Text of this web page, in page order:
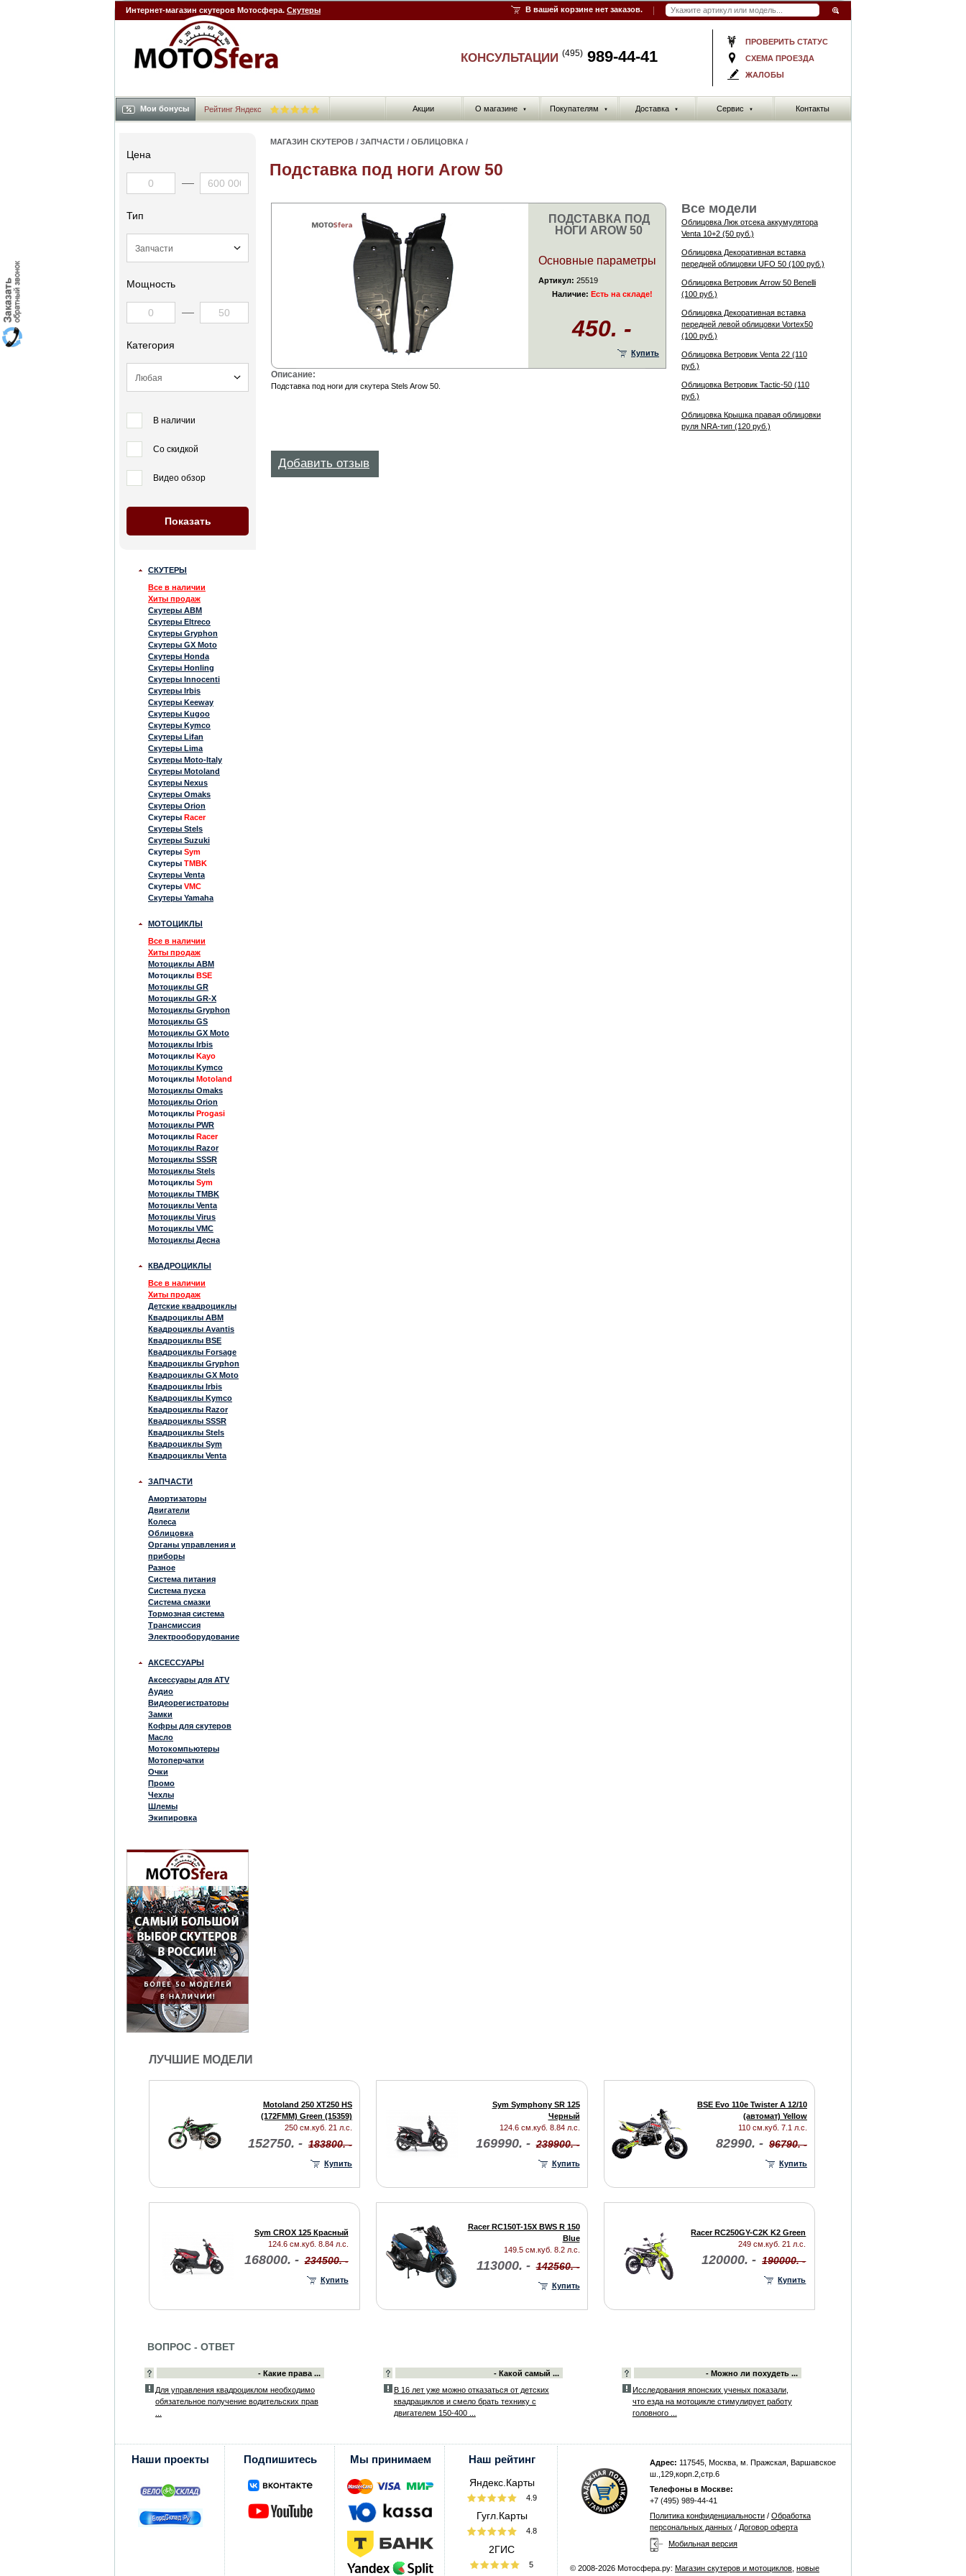
Интернет-магазин скутеров Мотосфера. Скутеры В вашей корзине нет заказов.
ПРОВЕРИТЬ СТАТУС
СХЕМА ПРОЕЗДА
ЖАЛОБЫ
КОНСУЛЬТАЦИИ (495) 989-44-41
Акции О магазине ▼ Покупателям ▼ Доставка ▼ Сервис ▼ Контакты
Мои бонусы Рейтинг Яндекс
Цена
Тип
Мощность
Категория
В наличии
Со скидкой
Видео обзор
СКУТЕРЫ
Все в наличии
Хиты продаж
Скутеры ABM
Скутеры Eltreco
Скутеры Gryphon
Скутеры GX Moto
Скутеры Honda
Скутеры Honling
Скутеры Innocenti
Скутеры Irbis
Скутеры Keeway
Скутеры Kugoo
Скутеры Kymco
Скутеры Lifan
Скутеры Lima
Скутеры Moto-Italy
Скутеры Motoland
Скутеры Nexus
Скутеры Omaks
Скутеры Orion
Скутеры Racer
Скутеры Stels
Скутеры Suzuki
Скутеры Sym
Скутеры TMBK
Скутеры Venta
Скутеры VMC
Скутеры Yamaha
МОТОЦИКЛЫ
Все в наличии
Хиты продаж
Мотоциклы ABM
Мотоциклы BSE
Мотоциклы GR
Мотоциклы GR-X
Мотоциклы Gryphon
Мотоциклы GS
Мотоциклы GX Moto
Мотоциклы Irbis
Мотоциклы Kayo
Мотоциклы Kymco
Мотоциклы Motoland
Мотоциклы Omaks
Мотоциклы Orion
Мотоциклы Progasi
Мотоциклы PWR
Мотоциклы Racer
Мотоциклы Razor
Мотоциклы SSSR
Мотоциклы Stels
Мотоциклы Sym
Мотоциклы TMBK
Мотоциклы Venta
Мотоциклы Virus
Мотоциклы VMC
Мотоциклы Десна
КВАДРОЦИКЛЫ
Все в наличии
Хиты продаж
Детские квадроциклы
Квадроциклы ABM
Квадроциклы Avantis
Квадроциклы BSE
Квадроциклы Forsage
Квадроциклы Gryphon
Квадроциклы GX Moto
Квадроциклы Irbis
Квадроциклы Kymco
Квадроциклы Razor
Квадроциклы SSSR
Квадроциклы Stels
Квадроциклы Sym
Квадроциклы Venta
ЗАПЧАСТИ
Амортизаторы
Двигатели
Колеса
Облицовка
Органы управления и
приборы
Разное
Система питания
Система пуска
Система смазки
Тормозная система
Трансмиссия
Электрооборудование
АКСЕССУАРЫ
Аксессуары для ATV
Аудио
Видеорегистраторы
Замки
Кофры для скутеров
Масло
Мотокомпьютеры
Мотоперчатки
Очки
Промо
Чехлы
Шлемы
Экипировка
МАГАЗИН СКУТЕРОВ / ЗАПЧАСТИ / ОБЛИЦОВКА /
Подставка под ноги Arow 50
ПОДСТАВКА ПОД
НОГИ AROW 50
Основные параметры
Артикул: 25519
Наличие: Есть на складе!
450. -
Купить
Все модели
Облицовка Люк отсека аккумулятора
Venta 10+2 (50 руб.)
Облицовка Декоративная вставка
передней облицовки UFO 50 (100 руб.)
Облицовка Ветровик Arrow 50 Benelli
(100 руб.)
Облицовка Декоративная вставка
передней левой облицовки Vortex50
(100 руб.)
Облицовка Ветровик Venta 22 (110
руб.)
Облицовка Ветровик Tactic-50 (110
руб.)
Облицовка Крышка правая облицовки
руля NRA-тип (120 руб.)
Описание:
Подставка под ноги для скутера Stels Arow 50.
Добавить отзыв
ЛУЧШИЕ МОДЕЛИ
Motoland 250 XT250 HS
(172FMM) Green (15359)
250 см.куб. 21 л.с.
152750. - 183800. -
Купить
Sym Symphony SR 125
Черный
124.6 см.куб. 8.84 л.с.
169990. - 239900. -
Купить
BSE Evo 110e Twister A 12/10
(автомат) Yellow
110 см.куб. 7.1 л.с.
82990. - 96790. -
Купить
Sym CROX 125 Красный
124.6 см.куб. 8.84 л.с.
168000. - 234500. -
Купить
Racer RC150T-15X BWS R 150
Blue
149.5 см.куб. 8.2 л.с.
113000. - 142560. -
Купить
Racer RC250GY-C2K K2 Green
249 см.куб. 21 л.с.
120000. - 190000. -
Купить
ВОПРОС - ОТВЕТ
- Какие права ...
Для управления квадроциклом необходимо
обязательное получение водительских прав
- Какой самый ...
В 16 лет уже можно отказаться от детских
квадрациклов и смело брать технику с
двигателем 150-400 ...
- Можно ли похудеть ...
Исследования японских ученых показали,
что езда на мотоцикле стимулирует работу
головного ...
Наши проекты Подпишитесь Мы принимаем Наш рейтинг
Яндекс.Карты
4.9
Гугл.Карты
4.8
2ГИС
5
Адрес: 117545, Москва, м. Пражская, Варшавское
ш.,129,корп.2,стр.6
Телефоны в Москве:
+7 (495) 989-44-41
Политика конфиденциальности / Обработка
персональных данных / Договор оферта
Мобильная версия
© 2008-2026 Мотосфера.ру: Магазин скутеров и мотоциклов новые